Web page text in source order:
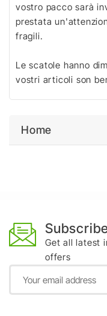
vostro pacco sarà
prestata
fragili.
Le scatole hanno
vostri articoli son
Home
Get all latest
offers